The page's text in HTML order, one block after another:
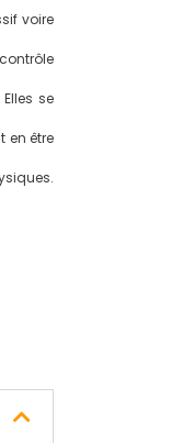
voire
se
en être